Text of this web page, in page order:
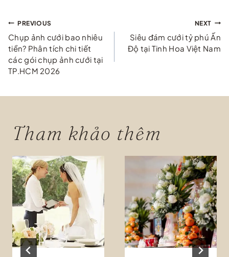
Điều
hướng
bài
viết
PREVIOUS
Chụp ảnh cưới bao nhiêu
tiền? Phân tích chi tiết
các gói chụp ảnh cưới tại
TP.HCM 2026
NEXT
Siêu đám cưới tỷ phú Ấn
Độ tại Tinh Hoa Việt Nam
Tham khảo thêm